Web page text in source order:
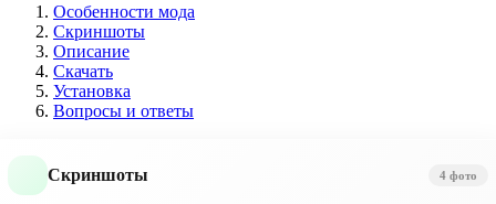
Особенности мода
Скриншоты
Описание
Скачать
Установка
Вопросы и ответы
Скриншоты 4 фото